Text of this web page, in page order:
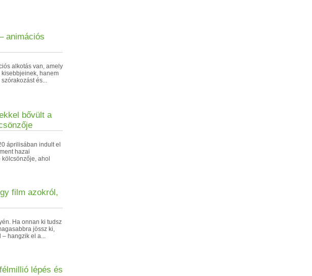
animációs
alkotás van, amely
hanem
és...
bővült a
áprilisában indult el
hazai
ahol
film azokról,
Ha onnan ki tudsz
jössz ki,
– hangzik el a...
lépés és